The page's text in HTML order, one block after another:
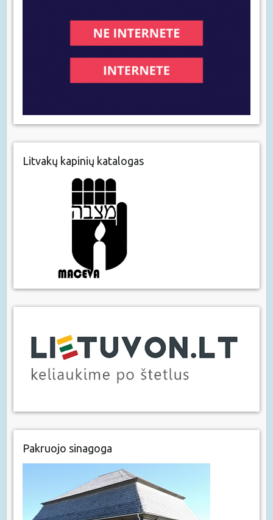
Litvakų kapinių katalogas
Pakruojo sinagoga